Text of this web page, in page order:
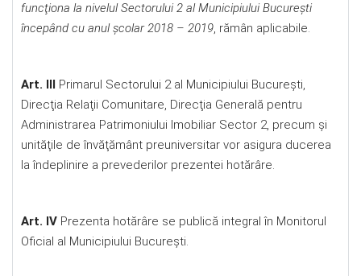
funcţiona la nivelul Sectorului 2 al Municipiului Bucureşti
începând cu anul şcolar 2018 – 2019, rămân aplicabile.
Art. III Primarul Sectorului 2 al Municipiului Bucureşti,
Direcţia Relaţii Comunitare, Direcţia Generală pentru
Administrarea Patrimoniului Imobiliar Sector 2, precum şi
unităţile de învăţământ preuniversitar vor asigura ducerea
la îndeplinire a prevederilor prezentei hotărâre.
Art. IV Prezenta hotărâre se publică integral în Monitorul
Oficial al Municipiului Bucureşti.